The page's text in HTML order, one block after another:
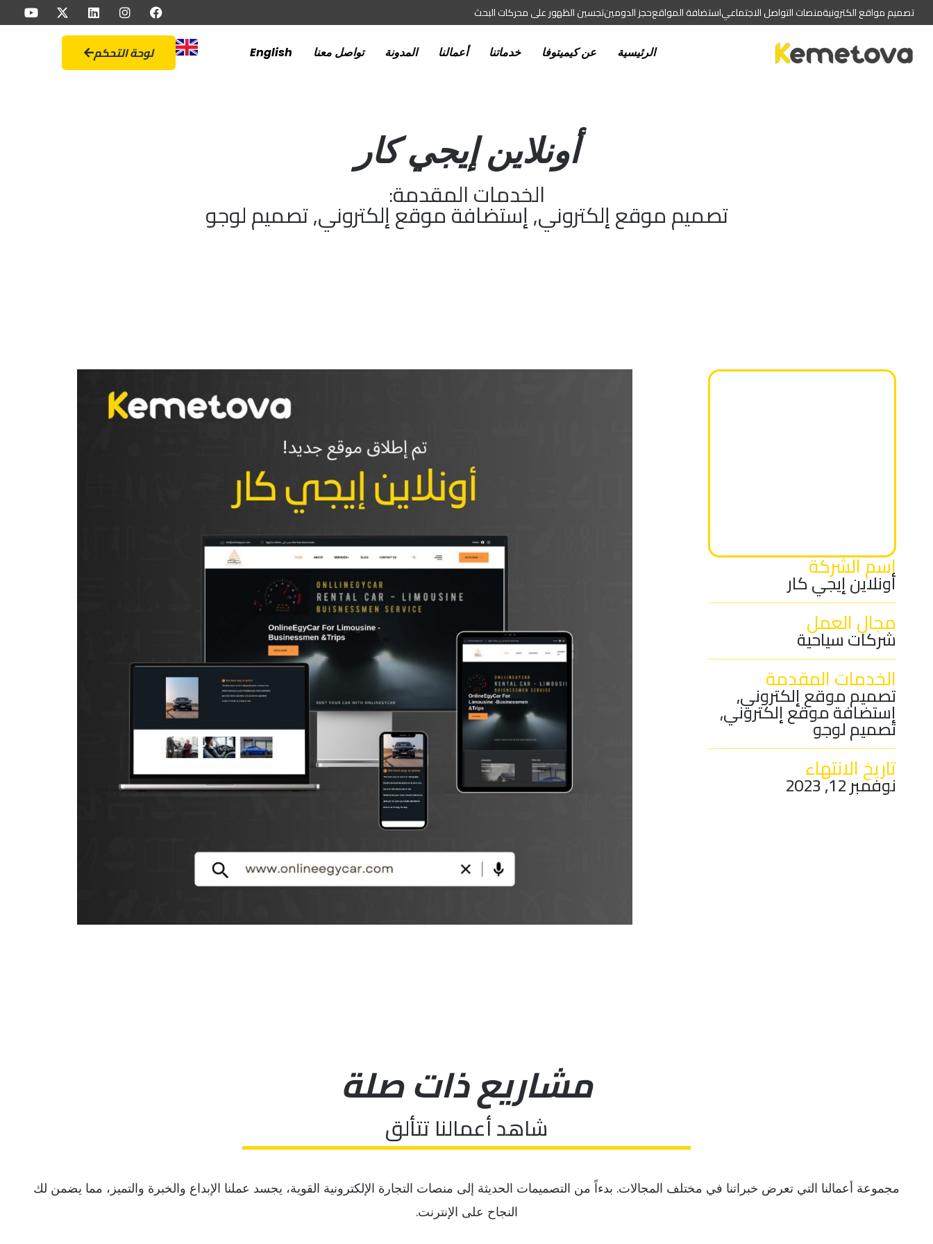
تصميم مواقع الكترونيةمنصات التواصل الاجتماعياستضافة المواقعحجز الدومينتجسين الظهور على محركات البحث
الرئيسية عن كيميتوفا خدماتنا أعمالنا المدونة تواصل معنا English لوحة التحكم
أونلاين إيجي كار
الخدمات المقدمة:
تصميم موقع إلكتروني, إستضافة موقع إلكتروني, تصميم لوجو
اسم الشركة
أونلاين إيجي كار
مجال العمل
شركات سياحية
الخدمات المقدمة
تصميم موقع إلكتروني,
إستضافة موقع إلكتروني,
تصميم لوجو
تاريخ الانتهاء
نوفمبر 12, 2023
مشاريع ذات صلة
شاهد أعمالنا تتألق
مجموعة أعمالنا التي تعرض خبراتنا في مختلف المجالات. بدءاً من التصميمات الحديثة إلى منصات التجارة الإلكترونية القوية، يجسد عملنا الإبداع والخبرة والتميز، مما يضمن لك
النجاح على الإنترنت.